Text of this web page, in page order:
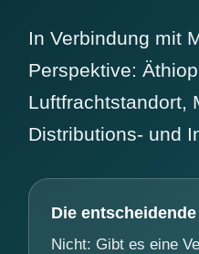
In Verbindung mit
Perspektive:
Luftfrachtstandort,
Distributions- und
Die
Nicht: Gibt es eine